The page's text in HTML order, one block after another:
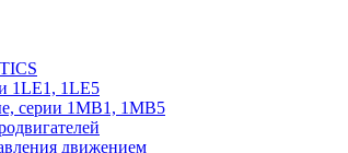
1LE1, 1LE5
серии 1MB1, 1MB5
движением